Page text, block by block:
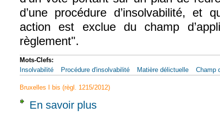
d’une procédure d’insolvabilité, et
action est exclue du champ
règlement".
Mots-Clefs:
Insolvabilité
Procédure d'insolvabilité Matière délictuelle Champ
Bruxelles I bis (règl. 1215/2012)
En savoir plus